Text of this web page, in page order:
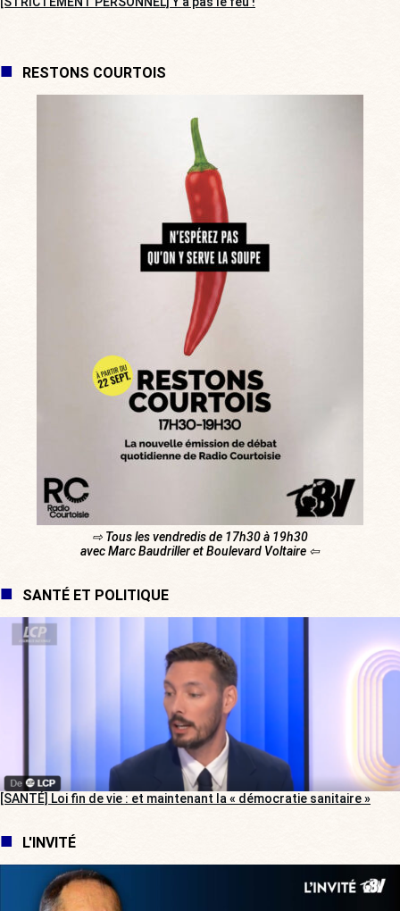
RESTONS COURTOIS
⇨ Tous les vendredis de 17h30 à 19h30
avec Marc Baudriller et Boulevard Voltaire ⇦
SANTÉ ET POLITIQUE
[SANTÉ] Loi fin de vie : et maintenant la « démocratie sanitaire »
L'INVITÉ